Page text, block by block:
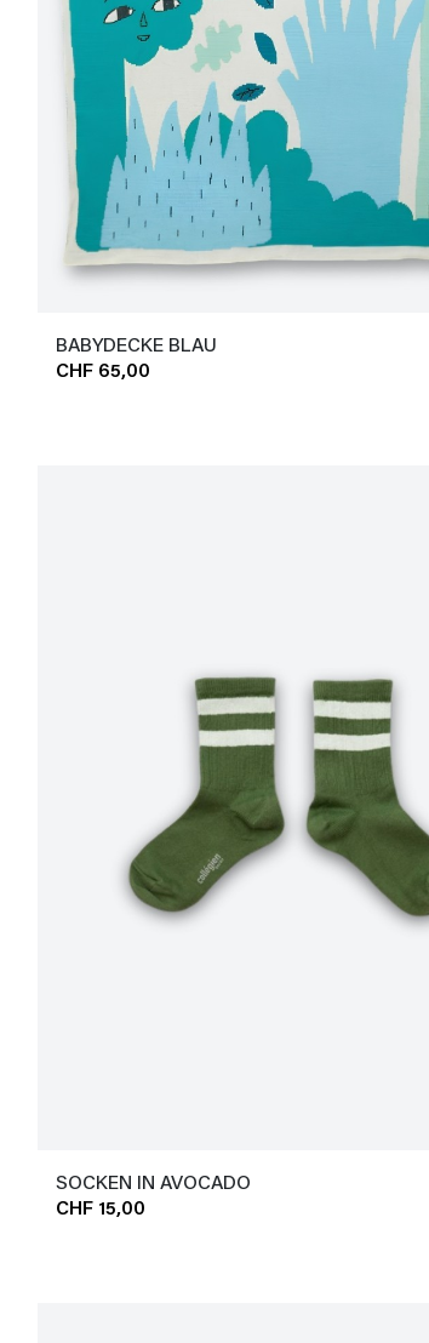
BABYDECKE BLAU
CHF 65,00
SOCKEN IN AVOCADO
CHF 15,00